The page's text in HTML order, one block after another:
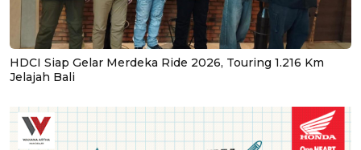
HDCI Siap Gelar Merdeka Ride 2026, Touring 1.216 Km
Jelajah Bali